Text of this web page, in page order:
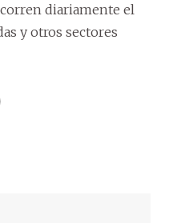
diariamente el
y otros sectores